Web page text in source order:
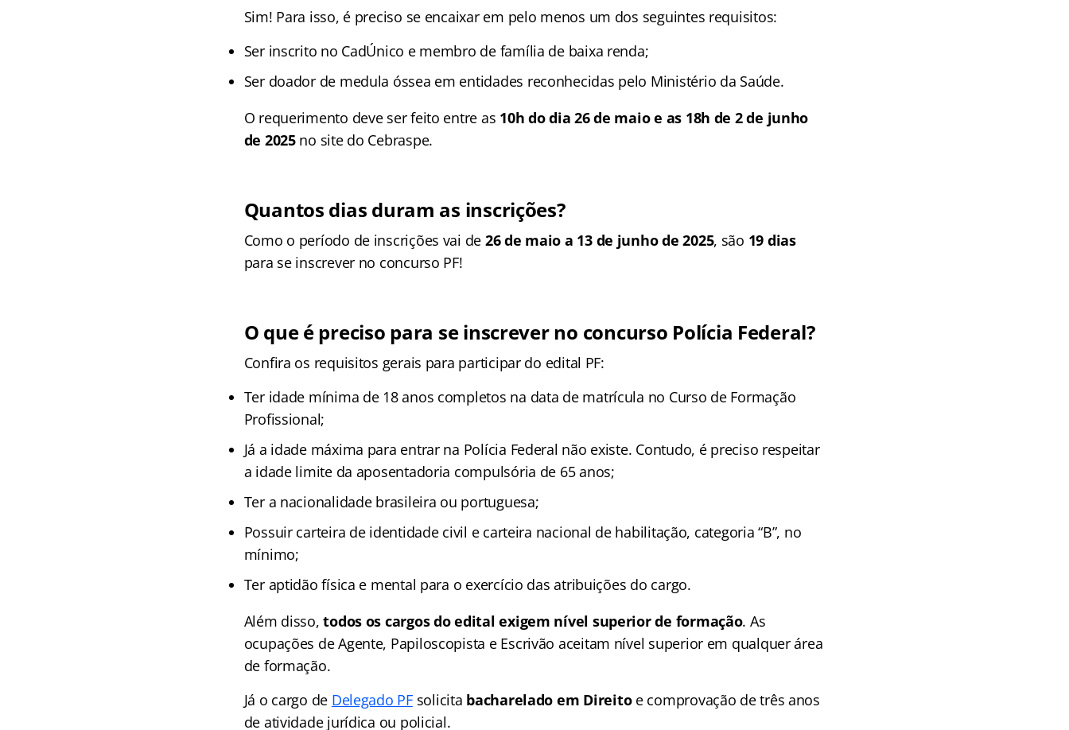
Sim! Para isso, é preciso se encaixar em pelo menos um dos seguintes requisitos:
Ser inscrito no CadÚnico e membro de família de baixa renda;
Ser doador de medula óssea em entidades reconhecidas pelo Ministério da Saúde.
O requerimento deve ser feito entre as 10h do dia 26 de maio e as 18h de 2 de junho
de 2025no site do Cebraspe.
Quantos dias duram as inscrições?
Como o período de inscrições vai de 26 de maio a 13 de junho de 2025, são 19 dias
para se inscrever no concurso PF!
O que é preciso para se inscrever no concurso Polícia Federal?
Confira os requisitos gerais para participar do edital PF:
Ter idade mínima de 18 anos completos na data de matrícula no Curso de Formação
Profissional;
Já a idade máxima para entrar na Polícia Federal não existe. Contudo, é preciso respeitar
a idade limite da aposentadoria compulsória de 65 anos;
Ter a nacionalidade brasileira ou portuguesa;
Possuir carteira de identidade civil e carteira nacional de habilitação, categoria “B”, no
mínimo;
Ter aptidão física e mental para o exercício das atribuições do cargo.
Além disso,todos os cargos do edital exigem nível superior de formação. As
ocupações de Agente, Papiloscopista e Escrivão aceitam nível superior em qualquer área
de formação.
Já o cargo de Delegado PFsolicita bacharelado em Direitoe comprovação de três anos
de atividade jurídica ou policial.